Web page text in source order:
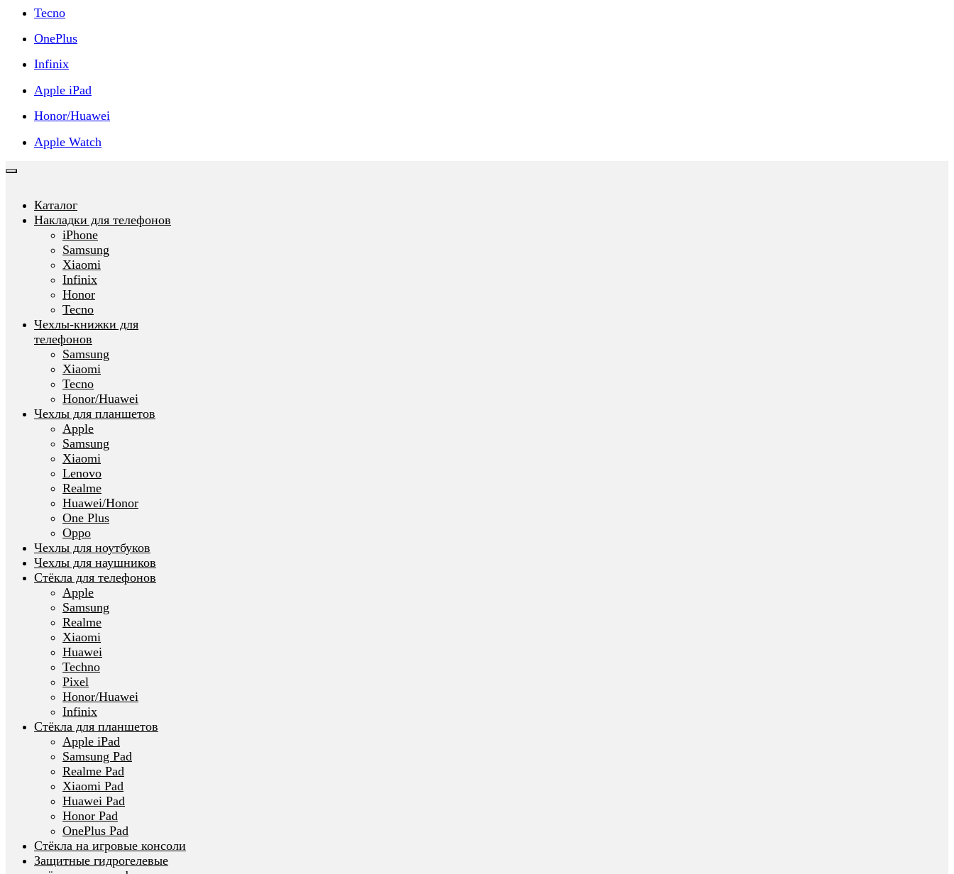
Tecno
OnePlus
Infinix
Apple iPad
Honor/Huawei
Apple Watch
Каталог
Накладки для телефонов
iPhone
Samsung
Xiaomi
Infinix
Honor
Tecno
Чехлы-книжки для
телефонов
Samsung
Xiaomi
Tecno
Honor/Huawei
Чехлы для планшетов
Apple
Samsung
Xiaomi
Lenovo
Realme
Huawei/Honor
One Plus
Oppo
Чехлы для ноутбуков
Чехлы для наушников
Стёкла для телефонов
Apple
Samsung
Realme
Xiaomi
Huawei
Techno
Pixel
Honor/Huawei
Infinix
Стёкла для планшетов
Apple iPad
Samsung Pad
Realme Pad
Xiaomi Pad
Huawei Pad
Honor Pad
OnePlus Pad
Стёкла на игровые консоли
Защитные гидрогелевые